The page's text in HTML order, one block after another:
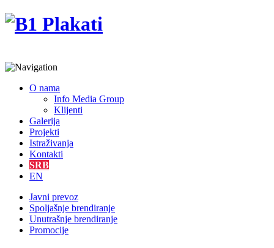
O nama
Info Media Group
Klijenti
Galerija
Projekti
Istraživanja
Kontakti
SRB
EN
Javni prevoz
Spoljašnje brendiranje
Unutrašnje brendiranje
Promocije